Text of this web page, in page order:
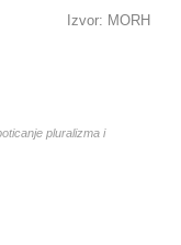
Izvor: MORH
pluralizma i